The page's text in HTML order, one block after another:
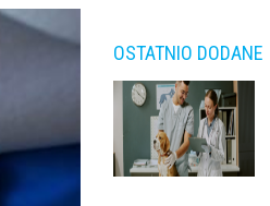
OSTATNIO DODANE